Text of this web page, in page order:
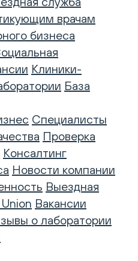
врачам
бизнеса
Клиники-
База
Специалисты
Проверка
Консалтинг
Новости компании
Выездная
Вакансии
о лаборатории